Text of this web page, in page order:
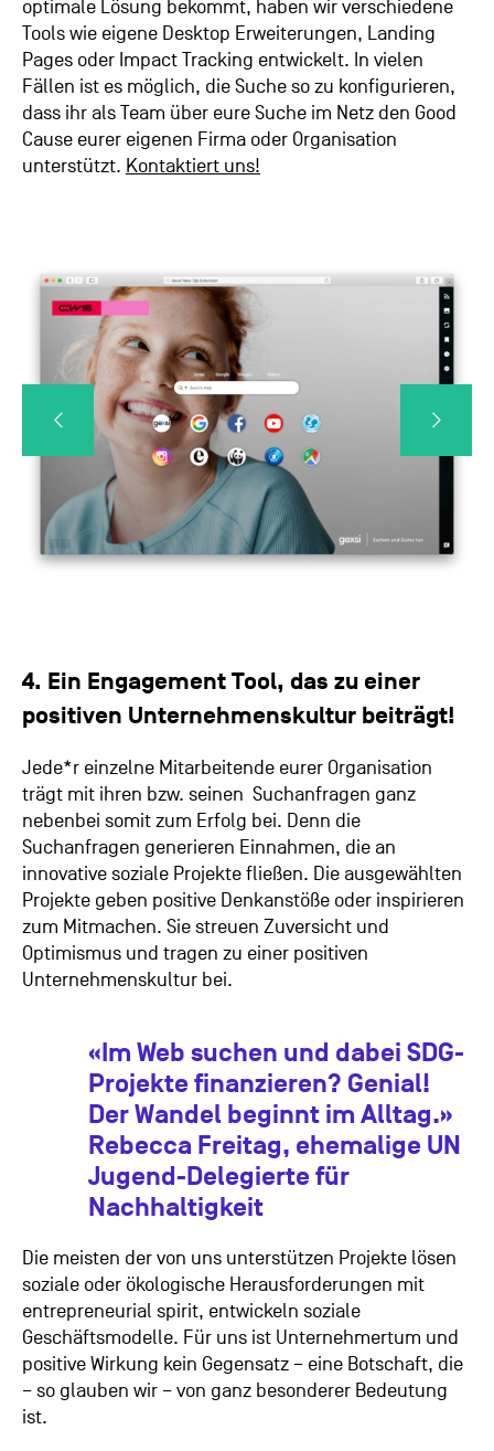
optimale Lösung bekommt, haben wir verschiedene
Tools wie eigene Desktop Erweiterungen, Landing
Pages oder Impact Tracking entwickelt. In vielen
Fällen ist es möglich, die Suche so zu konfigurieren,
dass ihr als Team über eure Suche im Netz den Good
Cause eurer eigenen Firma oder Organisation
unterstützt. Kontaktiert uns!
4. Ein Engagement Tool, das zu einer
positiven Unternehmenskultur beiträgt!
Jede*r einzelne Mitarbeitende eurer Organisation
trägt mit ihren bzw. seinen Suchanfragen ganz
nebenbei somit zum Erfolg bei. Denn die
Suchanfragen generieren Einnahmen, die an
innovative soziale Projekte fließen. Die ausgewählten
Projekte geben positive Denkanstöße oder inspirieren
zum Mitmachen. Sie streuen Zuversicht und
Optimismus und tragen zu einer positiven
Unternehmenskultur bei.
«Im Web suchen und dabei SDG-
Projekte finanzieren? Genial!
Der Wandel beginnt im Alltag.»
Rebecca Freitag, ehemalige UN
Jugend-Delegierte für
Nachhaltigkeit
Die meisten der von uns unterstützen Projekte lösen
soziale oder ökologische Herausforderungen mit
entrepreneurial spirit, entwickeln soziale
Geschäftsmodelle. Für uns ist Unternehmertum und
positive Wirkung kein Gegensatz – eine Botschaft, die
– so glauben wir – von ganz besonderer Bedeutung
ist.